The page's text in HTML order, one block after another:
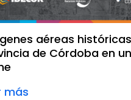
aéreas
de Córdoba en
más